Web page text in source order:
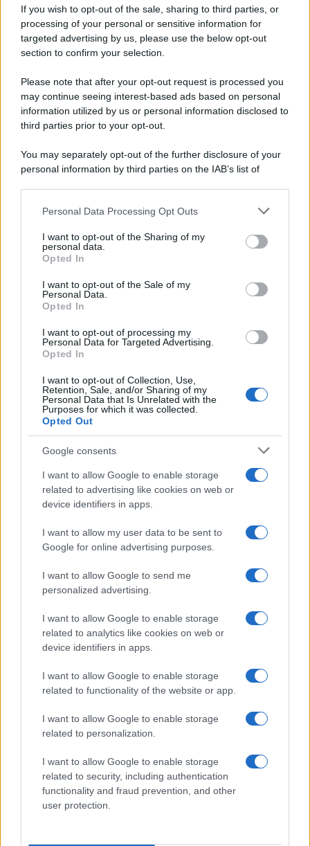
If you wish to opt-out of the sale, sharing to third parties, or
processing of your personal or sensitive information for
targeted advertising by us, please use the below opt-out
section to confirm your selection.
Please note that after your opt-out request is processed you
may continue seeing interest-based ads based on personal
information utilized by us or personal information disclosed to
third parties prior to your opt-out.
You may separately opt-out of the further disclosure of your
personal information by third parties on the IAB’s list of
This information may also be disclosed by us to third parties
disclose it to other third parties.
Please note that this website/app uses one or more Google
services and may gather and store information including but
not limited to your visit or usage behaviour. You may click to
grant or deny consent to Google and its third-party tags to
consent section.
Personal Data Processing Opt Outs
I want to opt-out of the Sharing of my
personal data.
Opted In
I want to opt-out of the Sale of my
Personal Data.
Opted In
I want to opt-out of processing my
Personal Data for Targeted Advertising.
Opted In
I want to opt-out of Collection, Use,
Retention, Sale, and/or Sharing of my
Personal Data that Is Unrelated with the
Purposes for which it was collected.
Opted Out
Google consents
I want to allow Google to enable storage
related to advertising like cookies on web or
device identifiers in apps.
I want to allow my user data to be sent to
Google for online advertising purposes.
I want to allow Google to send me
personalized advertising.
I want to allow Google to enable storage
related to analytics like cookies on web or
device identifiers in apps.
I want to allow Google to enable storage
related to functionality of the website or app.
I want to allow Google to enable storage
related to personalization.
I want to allow Google to enable storage
related to security, including authentication
functionality and fraud prevention, and other
user protection.